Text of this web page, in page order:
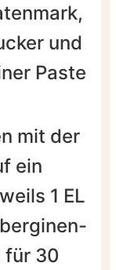
und
Paste
mit der
ein
1 EL
für 30